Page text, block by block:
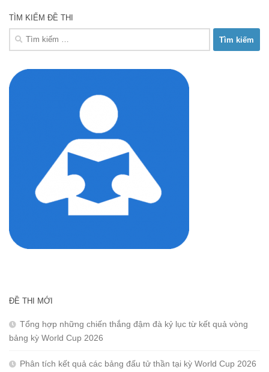
TÌM KIẾM ĐỀ THI
Tìm
kiếm
ĐỀ THI MỚI
Tổng hợp những chiến thắng đậm đà kỷ lục từ kết quả vòng
bảng kỳ World Cup 2026
Phân tích kết quả các bảng đấu tử thần tại kỳ World Cup 2026